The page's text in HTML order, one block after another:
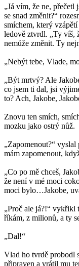
„Já vím, že ne, přečetl
se snad změnit?“
smíchem, který
ledově ztvrdl. „Ty víš,
nemůže změnit. Ty
„Nebýt tebe, Vlade,
„Být mrtvý? Ale
co jsem ti dal, jsi
to? Ach, Jakobe,
Znovu ten smích,
mozku jako ostrý nůž.
„Zapomenout?“
mám zapomenout,
„Co po mě chceš,
že není v mé moci
moci bylo…Jakobe,
„Proč ale já?!“ vykřikl
říkám, z milionů, a ty
„Dal!“
Vlad ho tvrdě probodl
připraven a vrátil mu